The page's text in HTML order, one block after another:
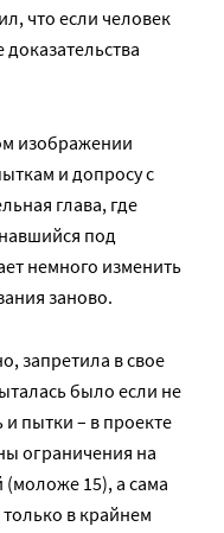
что если человек
изображении
и допросу с
глава, где
под
немного изменить
заново.
запретила в свое
было если не
и пытки – в проекте
ограничения на
(моложе 15), а сама
в крайнем